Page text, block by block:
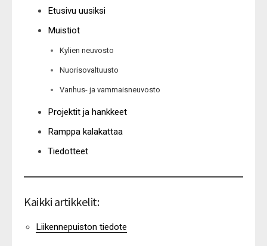
Etusivu uusiksi
Muistiot
Kylien neuvosto
Nuorisovaltuusto
Vanhus- ja vammaisneuvosto
Projektit ja hankkeet
Ramppa kalakattaa
Tiedotteet
Kaikki artikkelit:
Liikennepuiston tiedote